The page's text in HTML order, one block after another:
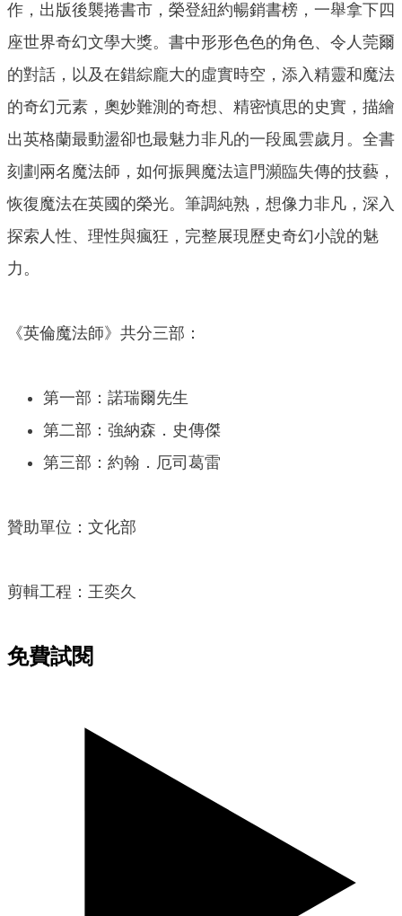
作，出版後襲捲書市，榮登紐約暢銷書榜，一舉拿下四
座世界奇幻文學大獎。書中形形色色的角色、令人莞爾
的對話，以及在錯綜龐大的虛實時空，添入精靈和魔法
的奇幻元素，奧妙難測的奇想、精密慎思的史實，描繪
出英格蘭最動盪卻也最魅力非凡的一段風雲歲月。全書
刻劃兩名魔法師，如何振興魔法這門瀕臨失傳的技藝，
恢復魔法在英國的榮光。筆調純熟，想像力非凡，深入
探索人性、理性與瘋狂，完整展現歷史奇幻小說的魅
力。
《英倫魔法師》共分三部：
第一部：諾瑞爾先生
第二部：強納森．史傳傑
第三部：約翰．厄司葛雷
贊助單位：文化部
剪輯工程：王奕久
免費試閱